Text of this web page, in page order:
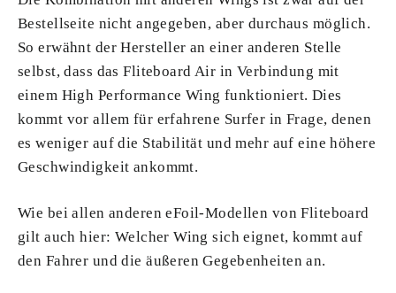
Bestellseite nicht angegeben, aber durchaus möglich.
So erwähnt der Hersteller an einer anderen Stelle
selbst, dass das Fliteboard Air in Verbindung mit
einem High Performance Wing funktioniert. Dies
kommt vor allem für erfahrene Surfer in Frage, denen
es weniger auf die Stabilität und mehr auf eine höhere
Geschwindigkeit ankommt.
Wie bei allen anderen eFoil-Modellen von Fliteboard
gilt auch hier: Welcher Wing sich eignet, kommt auf
den Fahrer und die äußeren Gegebenheiten an.